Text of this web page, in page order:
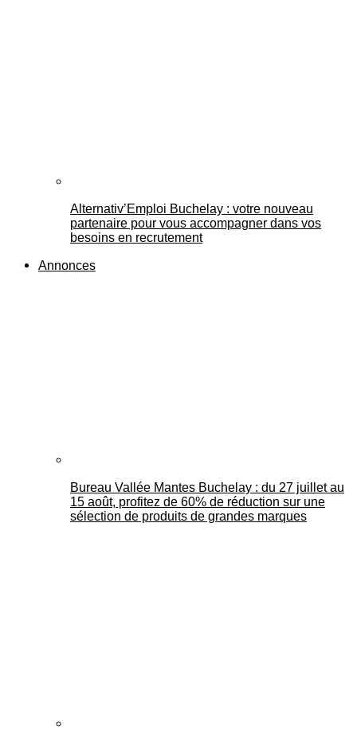
Alternativ’Emploi Buchelay : votre nouveau
partenaire pour vous accompagner dans vos
besoins en recrutement
Annonces
Bureau Vallée Mantes Buchelay : du 27 juillet au
15 août, profitez de 60% de réduction sur une
sélection de produits de grandes marques